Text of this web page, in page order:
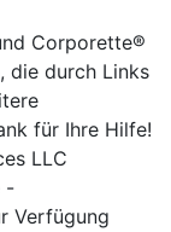
Corporette®
die durch Links
für Ihre Hilfe!
LLC
-
Verfügung